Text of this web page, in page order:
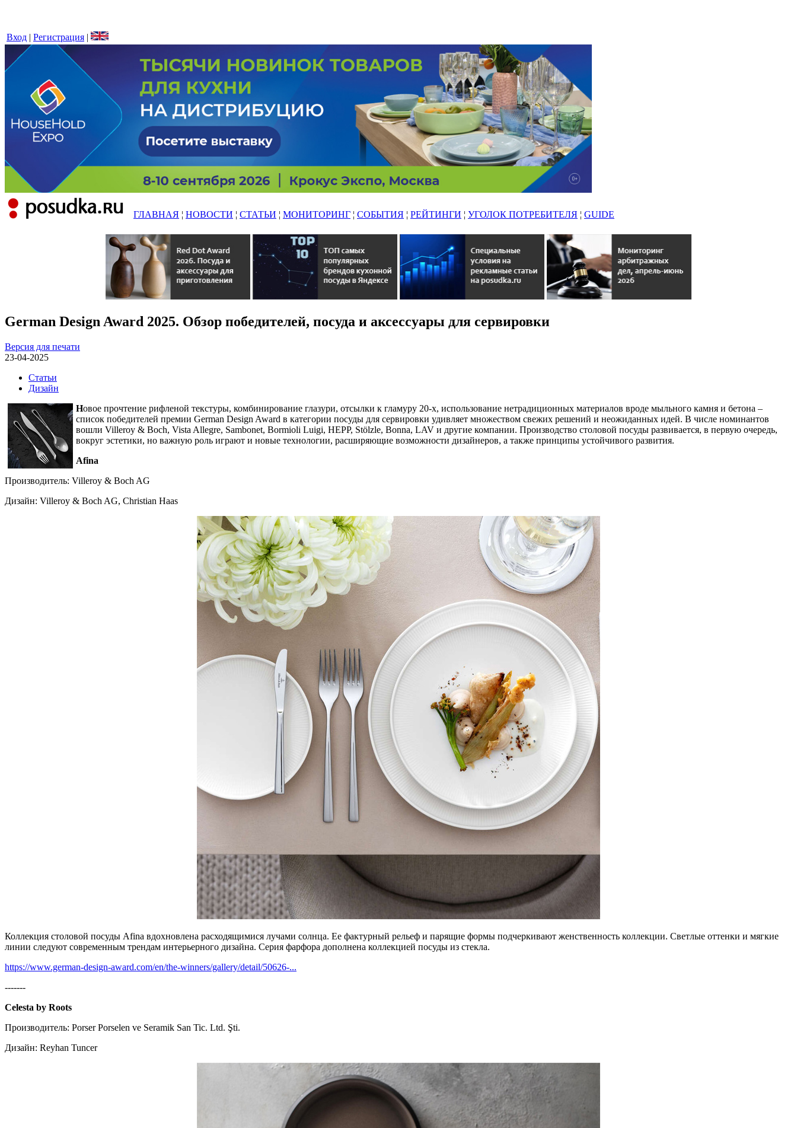
Вход | Регистрация |
ГЛАВНАЯ ¦ НОВОСТИ ¦ СТАТЬИ ¦ МОНИТОРИНГ ¦ СОБЫТИЯ ¦ РЕЙТИНГИ ¦ УГОЛОК ПОТРЕБИТЕЛЯ ¦ GUIDE
German Design Award 2025. Обзор победителей, посуда и аксессуары для сервировки
Версия для печати
23-04-2025
Статьи
Дизайн
Новое прочтение рифленой текстуры, комбинирование глазури, отсылки к гламуру 20-х, использование нетрадиционных материалов вроде мыльного камня и бетона –
список победителей премии German Design Award в категории посуды для сервировки удивляет множеством свежих решений и неожиданных идей. В числе номинантов
вошли Villeroy & Boch, Vista Allegre, Sambonet, Bormioli Luigi, HEPP, Stölzle, Bonna, LAV и другие компании. Производство столовой посуды развивается, в первую очередь,
вокруг эстетики, но важную роль играют и новые технологии, расширяющие возможности дизайнеров, а также принципы устойчивого развития.
Afina
Производитель: Villeroy & Boch AG
Дизайн: Villeroy & Boch AG, Christian Haas
Коллекция столовой посуды Afina вдохновлена расходящимися лучами солнца. Ее фактурный рельеф и парящие формы подчеркивают женственность коллекции. Светлые оттенки и мягкие
линии следуют современным трендам интерьерного дизайна. Серия фарфора дополнена коллекцией посуды из стекла.
https://www.german-design-award.com/en/the-winners/gallery/detail/50626-...
-------
Celesta by Roots
Производитель: Porser Porselen ve Seramik San Tic. Ltd. Şti.
Дизайн: Reyhan Tuncer